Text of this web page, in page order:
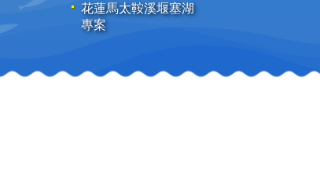
花蓮馬太鞍溪堰塞湖
專案